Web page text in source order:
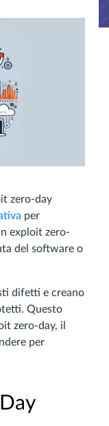
zero-day
per
exploit zero-
del software o
difetti e creano
Questo
zero-day, il
per